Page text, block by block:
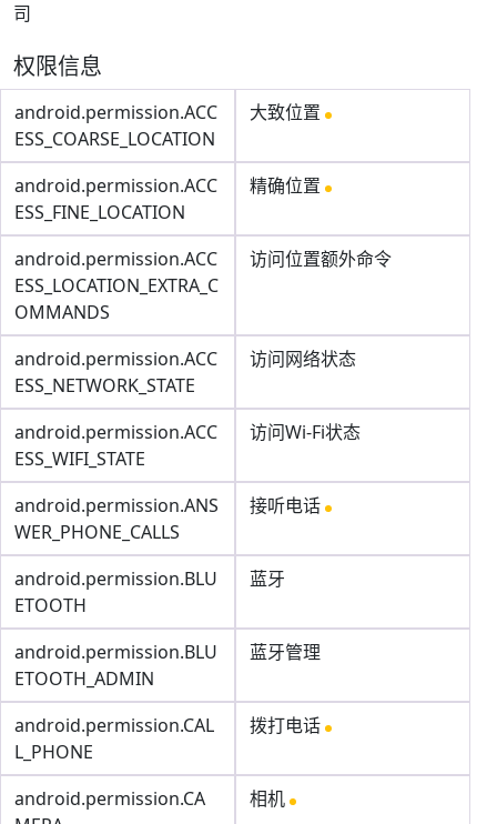
司
权限信息
android.permission.ACC
ESS_COARSE_LOCATION
大致位置
android.permission.ACC
ESS_FINE_LOCATION
精确位置
android.permission.ACC
ESS_LOCATION_EXTRA_C
OMMANDS
访问位置额外命令
android.permission.ACC
ESS_NETWORK_STATE
访问网络状态
android.permission.ACC
ESS_WIFI_STATE
访问Wi-Fi状态
android.permission.ANS
WER_PHONE_CALLS
接听电话
android.permission.BLU
ETOOTH
蓝牙
android.permission.BLU
ETOOTH_ADMIN
蓝牙管理
android.permission.CAL
L_PHONE
拨打电话
android.permission.CA
相机